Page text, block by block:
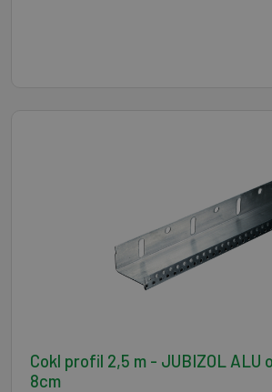
Cokl profil 2,5 m - JUBIZOL ALU
8cm